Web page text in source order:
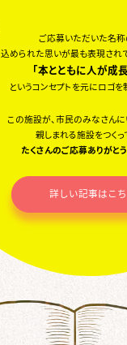
ご応募いただいた名称
込められた思いが最も表現され
「本とともに人が成長
というコンセプトを元にロゴを
この施設が、市民のみなさんに
親しまれる施設をつくっ
たくさんのご応募ありがと
詳しい記事はこ